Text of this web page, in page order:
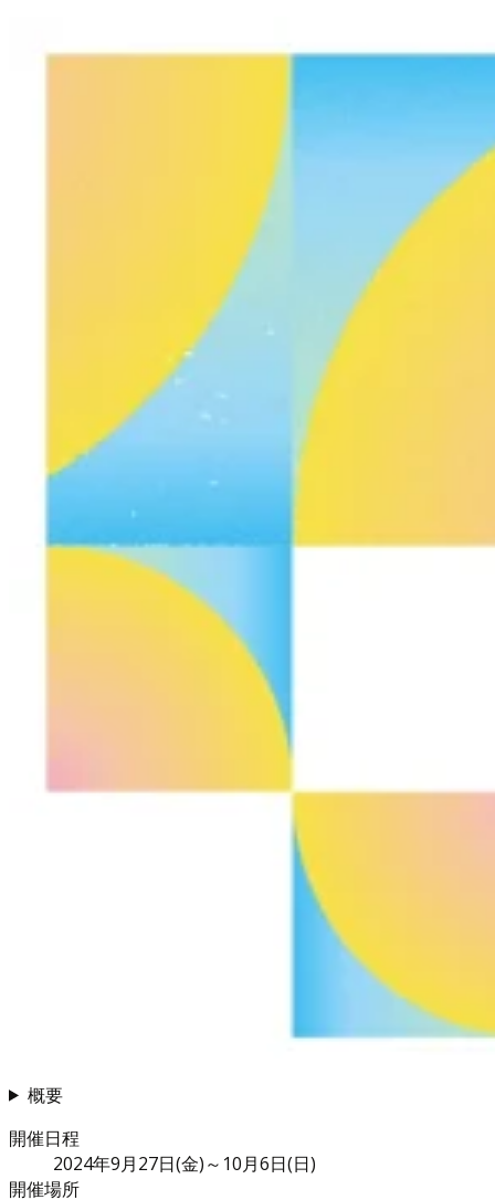
概要
開催日程
2024年9月27日(金)～10月6日(日)
開催場所